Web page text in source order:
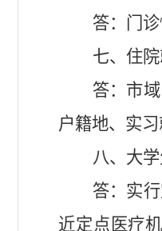
答：门
七、住
答：市
户籍地、实
八、大
答：实
近定点医疗